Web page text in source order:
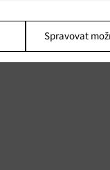
publiku
Spravovat